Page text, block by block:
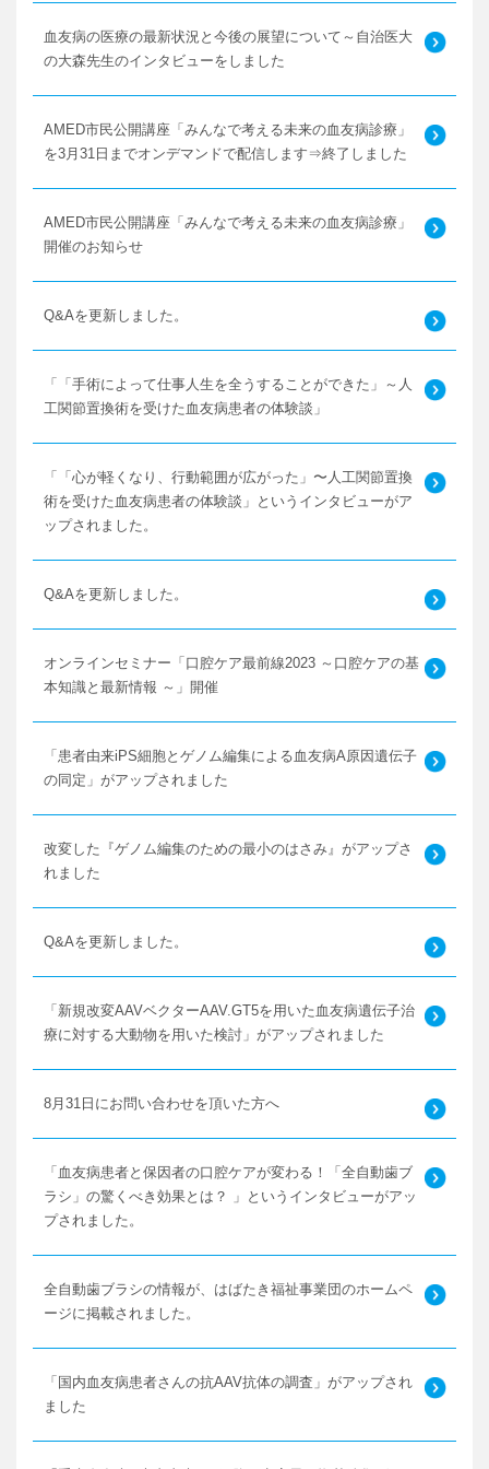
血友病の医療の最新状況と今後の展望について～自治医大
の大森先生のインタビューをしました
AMED市民公開講座「みんなで考える未来の血友病診療」
を3月31日までオンデマンドで配信します⇒終了しました
AMED市民公開講座「みんなで考える未来の血友病診療」
開催のお知らせ
Q&Aを更新しました。
「「手術によって仕事人生を全うすることができた」～人
工関節置換術を受けた血友病患者の体験談」
「「心が軽くなり、行動範囲が広がった」〜人工関節置換
術を受けた血友病患者の体験談」というインタビューがア
ップされました。
Q&Aを更新しました。
オンラインセミナー「口腔ケア最前線2023 ～口腔ケアの基
本知識と最新情報 ～」開催
「患者由来iPS細胞とゲノム編集による血友病A原因遺伝子
の同定」がアップされました
改変した『ゲノム編集のための最小のはさみ』がアップさ
れました
Q&Aを更新しました。
「新規改変AAVベクターAAV.GT5を用いた血友病遺伝子治
療に対する大動物を用いた検討」がアップされました
8月31日にお問い合わせを頂いた方へ
「血友病患者と保因者の口腔ケアが変わる！「全自動歯ブ
ラシ」の驚くべき効果とは？ 」というインタビューがアッ
プされました。
全自動歯ブラシの情報が、はばたき福祉事業団のホームペ
ージに掲載されました。
「国内血友病患者さんの抗AAV抗体の調査」がアップされ
ました